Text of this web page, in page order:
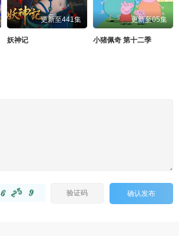
更新至441集
妖神记
更新至05集
小猪佩奇 第十二季
确认发布